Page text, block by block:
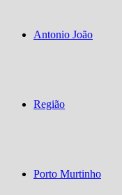
Antonio João
Região
Porto Murtinho